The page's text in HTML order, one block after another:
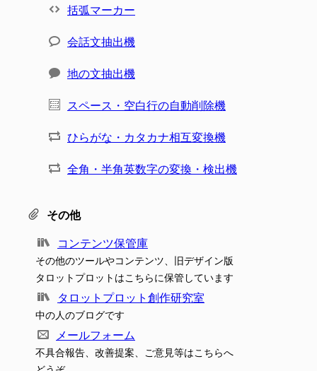
括弧マーカー
会話文抽出機
地の文抽出機
スペース・空白行の自動削除機
ひらがな・カタカナ相互変換機
全角・半角英数字の変換・検出機
その他
コンテンツ保管庫
その他のツールやコンテンツ、旧デザイン版
タロットプロットはこちらに保管しています
タロットプロット創作研究室
中の人のブログです
メールフォーム
不具合報告、改善提案、ご意見等はこちらへ